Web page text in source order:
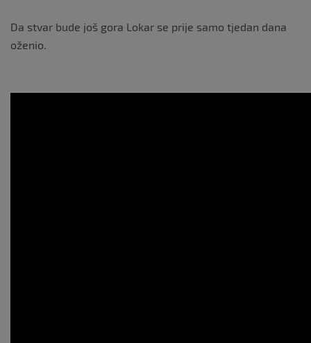
Da stvar bude još gora Lokar se prije samo tjedan dana
oženio.